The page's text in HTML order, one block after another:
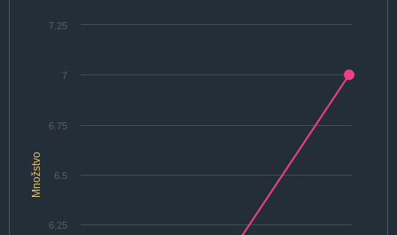
Množstvo
6.25
6.5
6.75
7
7.25